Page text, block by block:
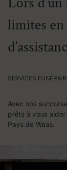
SERVICES
limites
Avec nos
prêts à vous
Pays de Waas.